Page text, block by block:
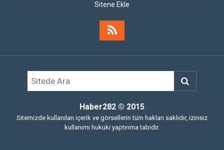
Sitene Ekle
Haber282 © 2015
Sitemizde kullanılan içerik ve görsellerin tüm hakları saklıdır, izinsiz
kullanımı hukuki yaptırıma tabidir.